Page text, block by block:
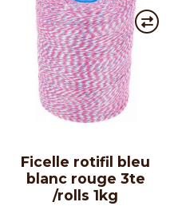
Ficelle rotifil bleu
blanc rouge 3te
/rolls 1kg